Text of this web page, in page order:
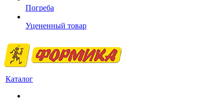
Погреба
Уцененный товар
Каталог